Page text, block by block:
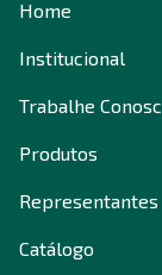
Home
Institucional
Trabalhe
Produtos
Representantes
Catálogo